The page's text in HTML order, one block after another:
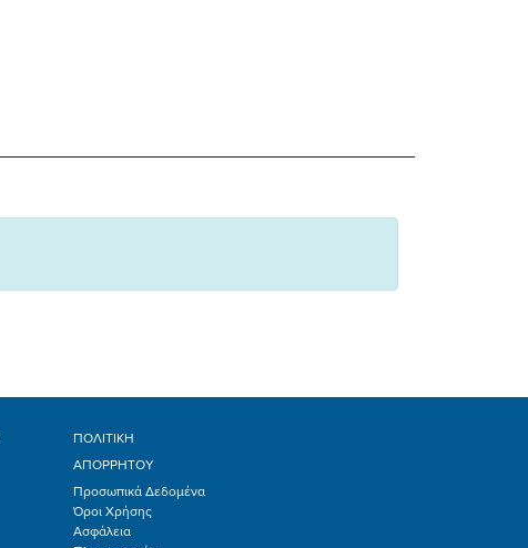
ΠΟΛΙΤΙΚΗ
ΑΠΟΡΡΗΤΟΥ
Προσωπικά Δεδομένα
Όροι Χρήσης
Ασφάλεια